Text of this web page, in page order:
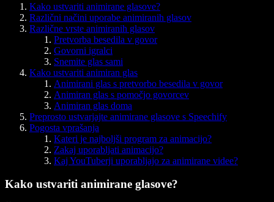
Kako ustvariti animirane glasove?
Različni načini uporabe animiranih glasov
Različne vrste animiranih glasov
Pretvorba besedila v govor
Govorni igralci
Snemite glas sami
Kako ustvariti animiran glas
Animirani glas s pretvorbo besedila v govor
Animiran glas s pomočjo govorcev
Animiran glas doma
Preprosto ustvarjajte animirane glasove s Speechify
Pogosta vprašanja
Kateri je najboljši program za animacijo?
Zakaj uporabljati animacijo?
Kaj YouTuberji uporabljajo za animirane videe?
Kako ustvariti animirane glasove?